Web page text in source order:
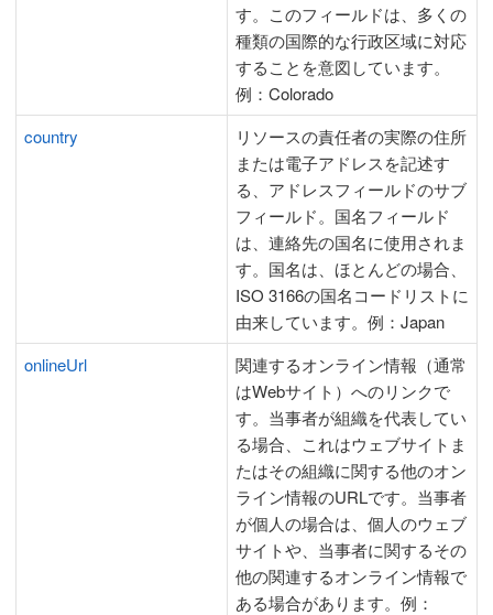
す。このフィールドは、多くの
種類の国際的な行政区域に対応
することを意図しています。
例：Colorado
country
リソースの責任者の実際の住所
または電子アドレスを記述す
る、アドレスフィールドのサブ
フィールド。国名フィールド
は、連絡先の国名に使用されま
す。国名は、ほとんどの場合、
ISO 3166の国名コードリストに
由来しています。例：Japan
onlineUrl
関連するオンライン情報（通常
はWebサイト）へのリンクで
す。当事者が組織を代表してい
る場合、これはウェブサイトま
たはその組織に関する他のオン
ライン情報のURLです。当事者
が個人の場合は、個人のウェブ
サイトや、当事者に関するその
他の関連するオンライン情報で
ある場合があります。例：